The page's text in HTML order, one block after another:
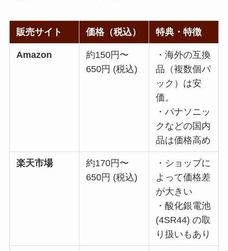
販売サイト 価格（税込） 特典・特徴
Amazon
約150円〜
650円 (税込)
・海外の互換
品（複数個パ
ック）は安
価。
・パナソニッ
クなどの国内
品は価格高め
楽天市場
約170円〜
650円 (税込)
・ショップに
よって価格差
が大きい
・酸化銀電池
(4SR44) の取
り扱いもあり